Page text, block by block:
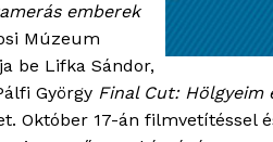
emberek
Múzeum
be Lifka Sándor,
György Final Cut: Hölgyeim
Október 17-án filmvetítéssel